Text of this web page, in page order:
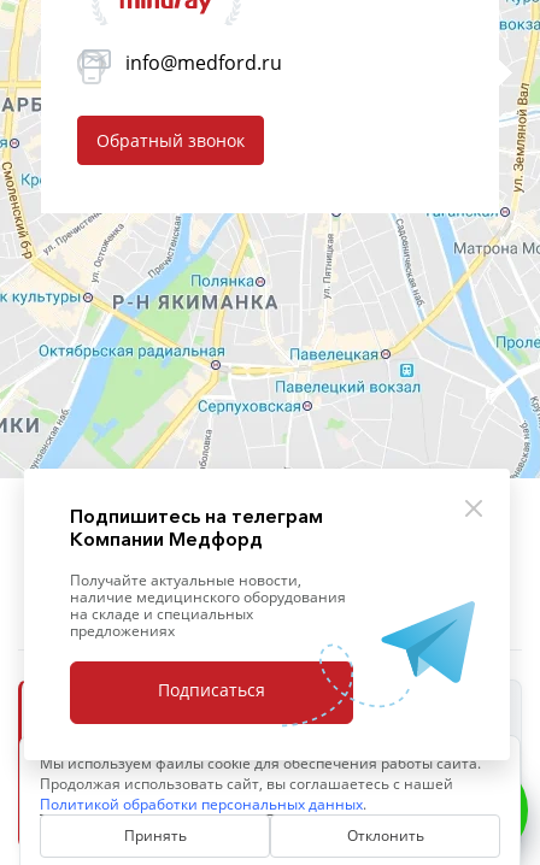
info@medford.ru
Обратный звонок
ОПЕРАТОР ПЕРСОНАЛЬНЫХ ДАННЫХ
ИНН 7703711402
ОГРН 1097746765566
Политика обработки персональных данных
Мы используем файлы cookie для обеспечения работы сайта.
Продолжая использовать сайт, вы соглашаетесь с нашей
Политикой обработки персональных данных.
Принять
Отклонить
Подпишитесь на телеграм
Компании Медфорд
Получайте актуальные новости,
наличие медицинского оборудования
на складе и специальных
предложениях
Подписаться